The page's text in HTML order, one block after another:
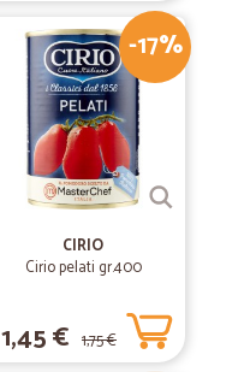
-17%
CIRIO
Cirio pelati gr.400
1,45 € 1,75 €